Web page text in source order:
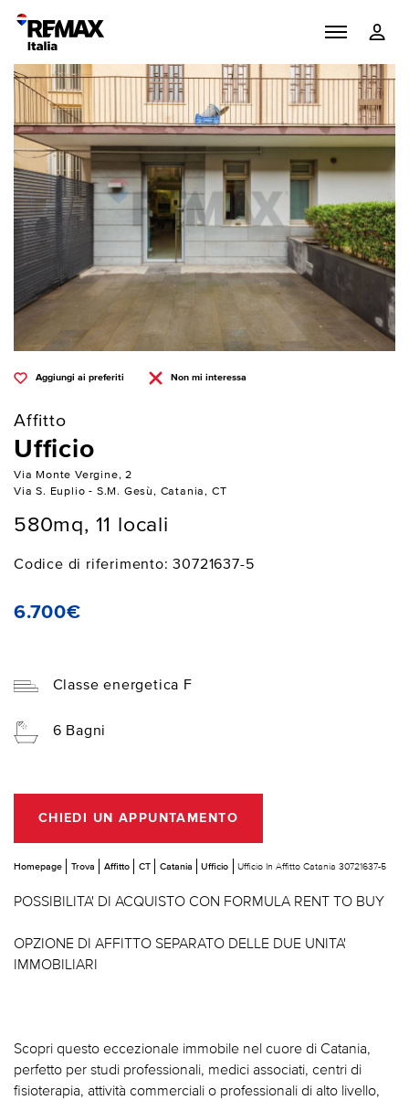
Aggiungi ai preferiti Non mi interessa
Affitto
Ufficio
Via Monte Vergine, 2
Via S. Euplio - S.M. Gesù, Catania, CT
580mq, 11 locali
Codice di riferimento: 30721637-5
6.700€
Classe energetica F
6 Bagni
CHIEDI UN APPUNTAMENTO
Homepage Trova Affitto CT Catania Ufficio Ufficio In Affitto Catania 30721637-5
POSSIBILITA' DI ACQUISTO CON FORMULA RENT TO BUY
OPZIONE DI AFFITTO SEPARATO DELLE DUE UNITA'
IMMOBILIARI
Scopri questo eccezionale immobile nel cuore di Catania,
perfetto per studi professionali, medici associati, centri di
fisioterapia, attività commerciali o professionali di alto livello,